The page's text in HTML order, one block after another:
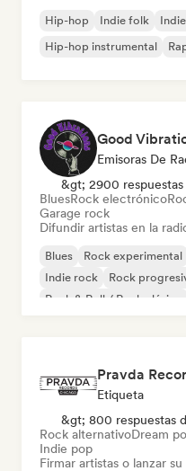
Hip-hop Indie folk
Hip-hop instrumental
Good
Emisoras De
&gt; 2900 respuestas
BluesRock electrónico
Garage rock
Difundir artistas en la
Blues Rock experimental
Indie rock
Rock
Rock & Roll / Rock clásico
Pravda
Etiqueta
&gt; 800 respuestas
Rock alternativoDream
Indie pop
Firmar artistas o lanzar